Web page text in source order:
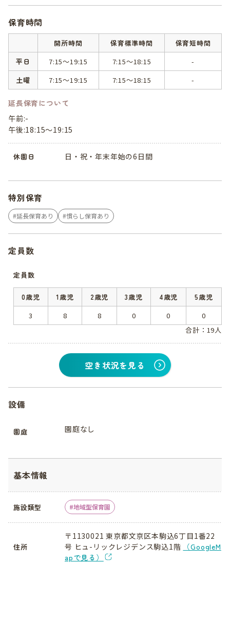
保育時間
開所時間 保育標準時間
保育短時間
平日
7:15～19:15 7:15～18:15
-
土曜
7:15～19:15 7:15～18:15 -
延長保育について
午前:-
午後:18:15～19:15
休園日 日・祝・年末年始の6日間
特別保育
延長保育あり 慣らし保育あり
定員数
定員数
0歳児 1歳児 2歳児 3歳児 4歳児
5歳児
3
8 8 0 0
0
合計：19人
空き状況を見る
設備
園庭 園庭なし
基本情報
施設類型 地域型保育園
住所
〒1130021 東京都文京区本駒込6丁目1番22
号 ヒュ-リックレジデンス駒込1階
（GoogleM
apで見る）